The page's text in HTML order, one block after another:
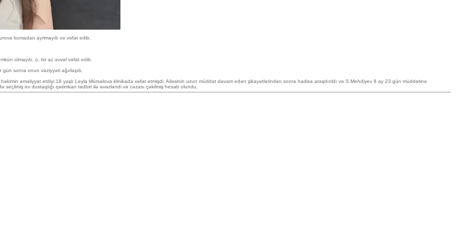
komadan ayılmayıb və vəfat edib.
olmayıb, o, bir az əvvəl vəfat edib.
sonra onun vəziyyəti ağırlaşıb.
əməliyyat etdiyi 18 yaşlı Leyla Mürsəlova klinikada vəfat etmişdi. Ailəsinin uzun müddət davam edən şikayətlərindən sonra hadisə araşdırıldı və S.Mehdiyev 8 ay 23 gün müddətinə
ev dustaqlığı qətimkan tədbiri ilə əvəzləndi və cəzası çəkilmiş hesab olundu.